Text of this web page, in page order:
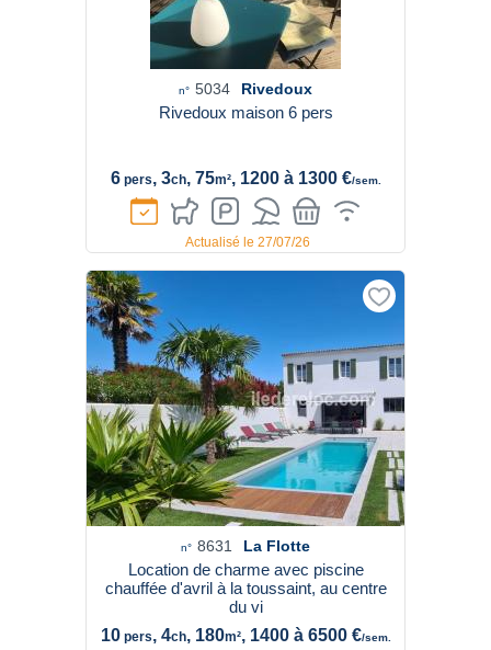
n° 5034 Rivedoux
Rivedoux maison 6 pers
6pers, 3ch, 75m², 1200 à 1300 €/sem.
Actualisé le 27/07/26
n° 8631 La Flotte
Location de charme avec piscine
chauffée d'avril à la toussaint, au centre
du vi
10pers, 4ch, 180m², 1400 à 6500 €/sem.